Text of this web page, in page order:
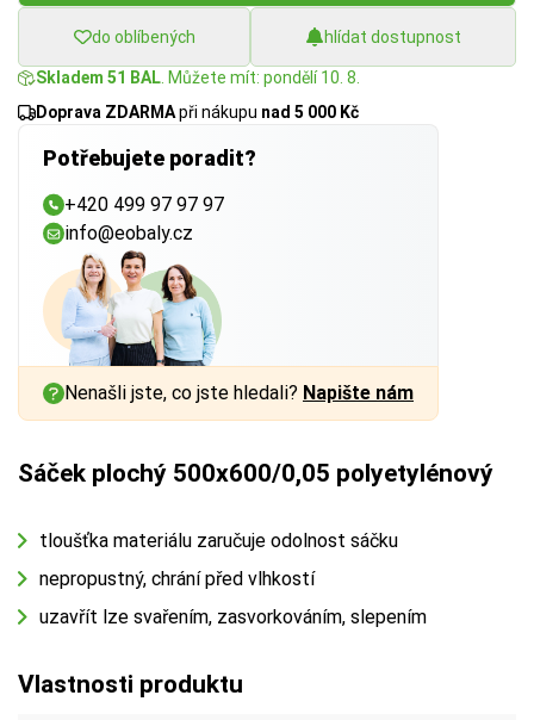
do oblíbených hlídat dostupnost
Skladem 51 BAL . Můžete mít: pondělí 10. 8.
Doprava ZDARMApři nákupu nad 5 000 Kč
Potřebujete poradit?
+420 499 97 97 97
info@eobaly.cz
Nenašli jste, co jste hledali? Napište nám
Sáček plochý 500x600/0,05 polyetylénový
tloušťka materiálu zaručuje odolnost sáčku
nepropustný, chrání před vlhkostí
uzavřít lze svařením, zasvorkováním, slepením
Vlastnosti produktu